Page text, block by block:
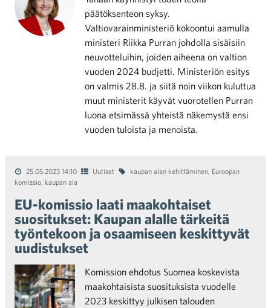
päätöksenteon syksy.
Valtiovarainministeriö kokoontui aamulla
ministeri Riikka Purran johdolla sisäisiin
neuvotteluihin, joiden aiheena on valtion
vuoden 2024 budjetti. Ministeriön esitys
on valmis 28.8. ja siitä noin viikon kuluttua
muut ministerit käyvät vuorotellen Purran
luona etsimässä yhteistä näkemystä ensi
vuoden tuloista ja menoista.
25.05.2023 14:10 Uutiset kaupan alan kehittäminen, Euroopan
komissio, kaupan ala
EU-komissio laati maakohtaiset
suositukset: Kaupan alalle tärkeitä
työntekoon ja osaamiseen keskittyvät
uudistukset
Komission ehdotus Suomea koskevista
maakohtaisista suosituksista vuodelle
2023 keskittyy julkisen talouden